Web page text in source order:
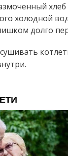
холодной
долго